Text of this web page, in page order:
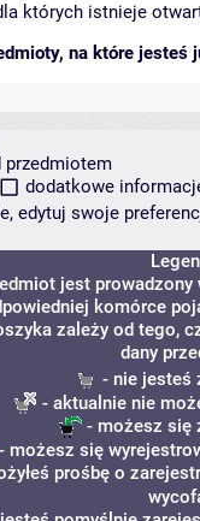
których istnieje
na które jesteś
przedmiotem
dodatkowe
edytuj swoje
jest prowadzony
komórce
zależy od tego,
dany
- nie jesteś
- aktualnie nie
- możesz się
możesz się
prośbę o